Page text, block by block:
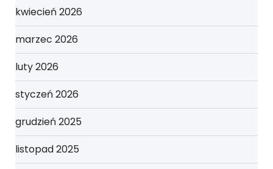
kwiecień 2026
marzec 2026
luty 2026
styczeń 2026
grudzień 2025
listopad 2025